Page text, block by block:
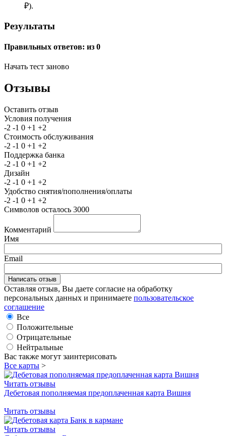
₽).
Результаты
Правильных ответов: из 0
Начать тест заново
Отзывы
Оставить отзыв
Условия получения
-2 -1 0 +1 +2
Стоимость обслуживания
-2 -1 0 +1 +2
Поддержка банка
-2 -1 0 +1 +2
Дизайн
-2 -1 0 +1 +2
Удобство снятия/пополнения/оплаты
-2 -1 0 +1 +2
Символов осталось 3000
Комментарий
Имя
Email
Оставляя отзыв, Вы даете согласие на обработку
персональных данных и принимаете пользовательское
соглашение
Все
Положительные
Отрицательные
Нейтральные
Вас также могут заинтерисовать
Все карты >
Читать отзывы
Дебетовая пополняемая предоплаченная карта Вишня
Читать отзывы
Читать отзывы